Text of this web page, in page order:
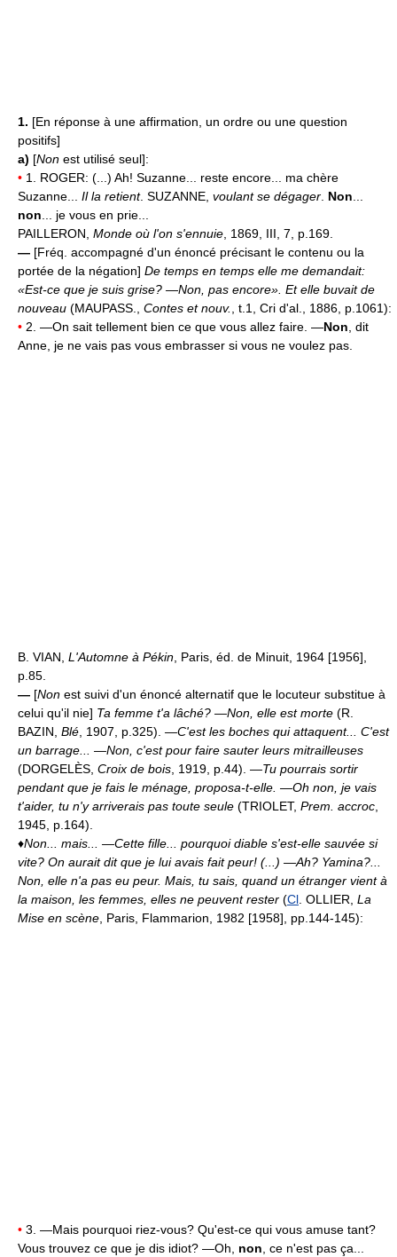
1. [En réponse à une affirmation, un ordre ou une question
positifs]
a) [Non est utilisé seul]:
• 1. ROGER: (...) Ah! Suzanne... reste encore... ma chère
Suzanne... Il la retient. SUZANNE, voulant se dégager. Non...
non... je vous en prie...
PAILLERON, Monde où l'on s'ennuie, 1869, III, 7, p.169.
— [Fréq. accompagné d'un énoncé précisant le contenu ou la
portée de la négation] De temps en temps elle me demandait:
«Est-ce que je suis grise? —Non, pas encore». Et elle buvait de
nouveau (MAUPASS., Contes et nouv., t.1, Cri d'al., 1886, p.1061):
• 2. —On sait tellement bien ce que vous allez faire. —Non, dit
Anne, je ne vais pas vous embrasser si vous ne voulez pas.
B. VIAN, L'Automne à Pékin, Paris, éd. de Minuit, 1964 [1956],
p.85.
— [Non est suivi d'un énoncé alternatif que le locuteur substitue à
celui qu'il nie] Ta femme t'a lâché? —Non, elle est morte (R.
BAZIN, Blé, 1907, p.325). —C'est les boches qui attaquent... C'est
un barrage... —Non, c'est pour faire sauter leurs mitrailleuses
(DORGELÈS, Croix de bois, 1919, p.44). —Tu pourrais sortir
pendant que je fais le ménage, proposa-t-elle. —Oh non, je vais
t'aider, tu n'y arriverais pas toute seule (TRIOLET, Prem. accroc,
1945, p.164).
♦Non... mais... —Cette fille... pourquoi diable s'est-elle sauvée si
vite? On aurait dit que je lui avais fait peur! (...) —Ah? Yamina?...
Non, elle n'a pas eu peur. Mais, tu sais, quand un étranger vient à
la maison, les femmes, elles ne peuvent rester (Cl. OLLIER, La
Mise en scène, Paris, Flammarion, 1982 [1958], pp.144-145):
• 3. —Mais pourquoi riez-vous? Qu'est-ce qui vous amuse tant?
Vous trouvez ce que je dis idiot? —Oh, non, ce n'est pas ça...